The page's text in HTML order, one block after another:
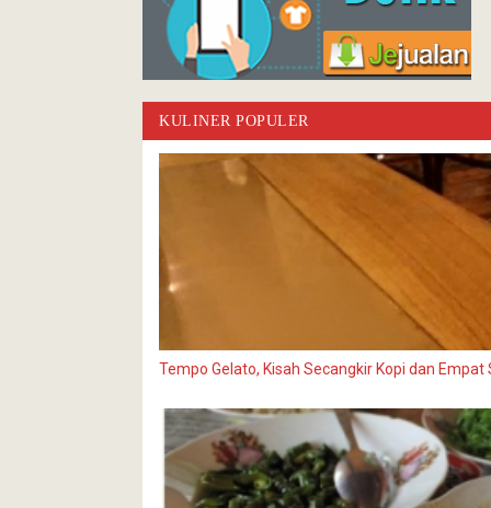
KULINER POPULER
Tempo Gelato, Kisah Secangkir Kopi dan Empat